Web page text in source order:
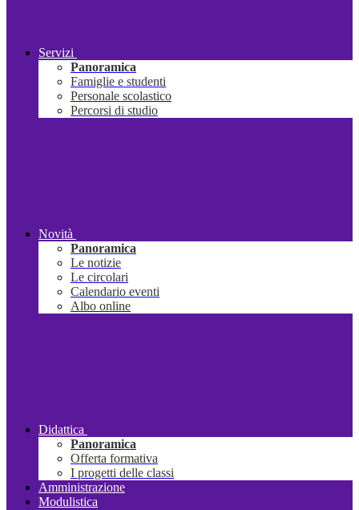
Servizi
Panoramica
Famiglie e studenti
Personale scolastico
Percorsi di studio
Novità
Panoramica
Le notizie
Le circolari
Calendario eventi
Albo online
Didattica
Panoramica
Offerta formativa
I progetti delle classi
Amministrazione
Modulistica